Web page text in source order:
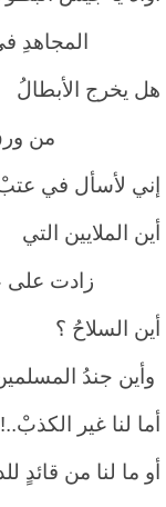
المجاهدِ في
هل يخرج الأبطالُ
من ورقِ
إني لأسأل في
أين الملايين التي
زادت على عد
أين السلاحُ ؟
وأين جندُ
أما لنا غير الكذبْ..!
أو ما لنا من قائدٍ